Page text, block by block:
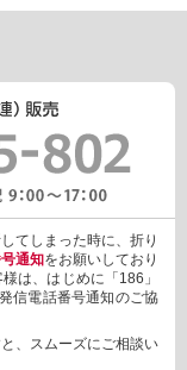
案
る情報ご提供
提供など
る場合や法令で認め
提供または開示いた
済をご利用される場
検知・防止「3Dセキ
発行会社及び、決済
三者）に、下記の情
てしまった時に、折り
通知をお願いしており
は、はじめに「186」
信電話番号通知のご協
、スムーズにご相談い